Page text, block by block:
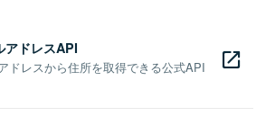
アドレスAPI
ドレスから住所を取得できる公式API